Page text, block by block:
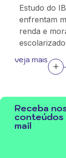
Estudo do
enfrentam
renda e
veja mais
Receba
conteúdos
mail